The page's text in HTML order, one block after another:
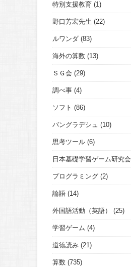
特別支援教育 (1)
野口芳宏先生 (22)
ルワンダ (83)
海外の算数 (13)
ＳＧ会 (29)
調べ事 (4)
ソフト (86)
バングラデシュ (10)
思考ツール (6)
日本基礎学習ゲーム研究会
プログラミング (2)
論語 (14)
外国語活動（英語） (25)
学習ゲーム (4)
道徳読み (21)
算数 (735)